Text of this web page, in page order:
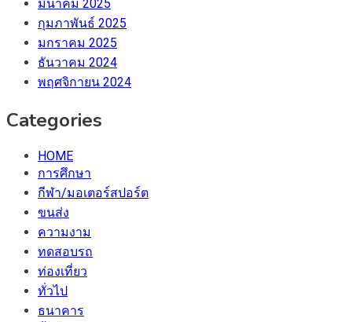
มีนาคม 2025
กุมภาพันธ์ 2025
มกราคม 2025
ธันวาคม 2024
พฤศจิกายน 2024
Categories
HOME
การศึกษา
กีฬา/มอเตอร์สปอร์ต
ขนส่ง
ความงาม
ทดสอบรถ
ท่องเที่ยว
ทั่วไป
ธนาคาร